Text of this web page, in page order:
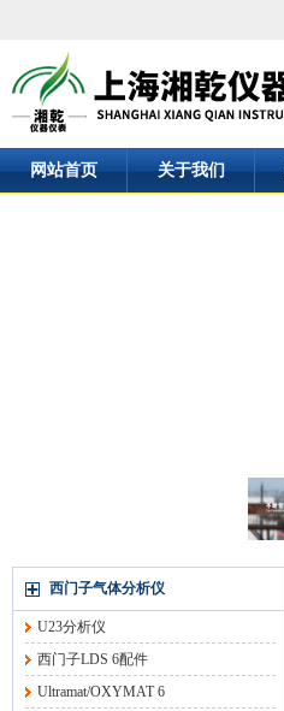
网站首页 关于我们
西门子气体分析仪
U23分析仪
西门子LDS 6配件
Ultramat/OXYMAT 6